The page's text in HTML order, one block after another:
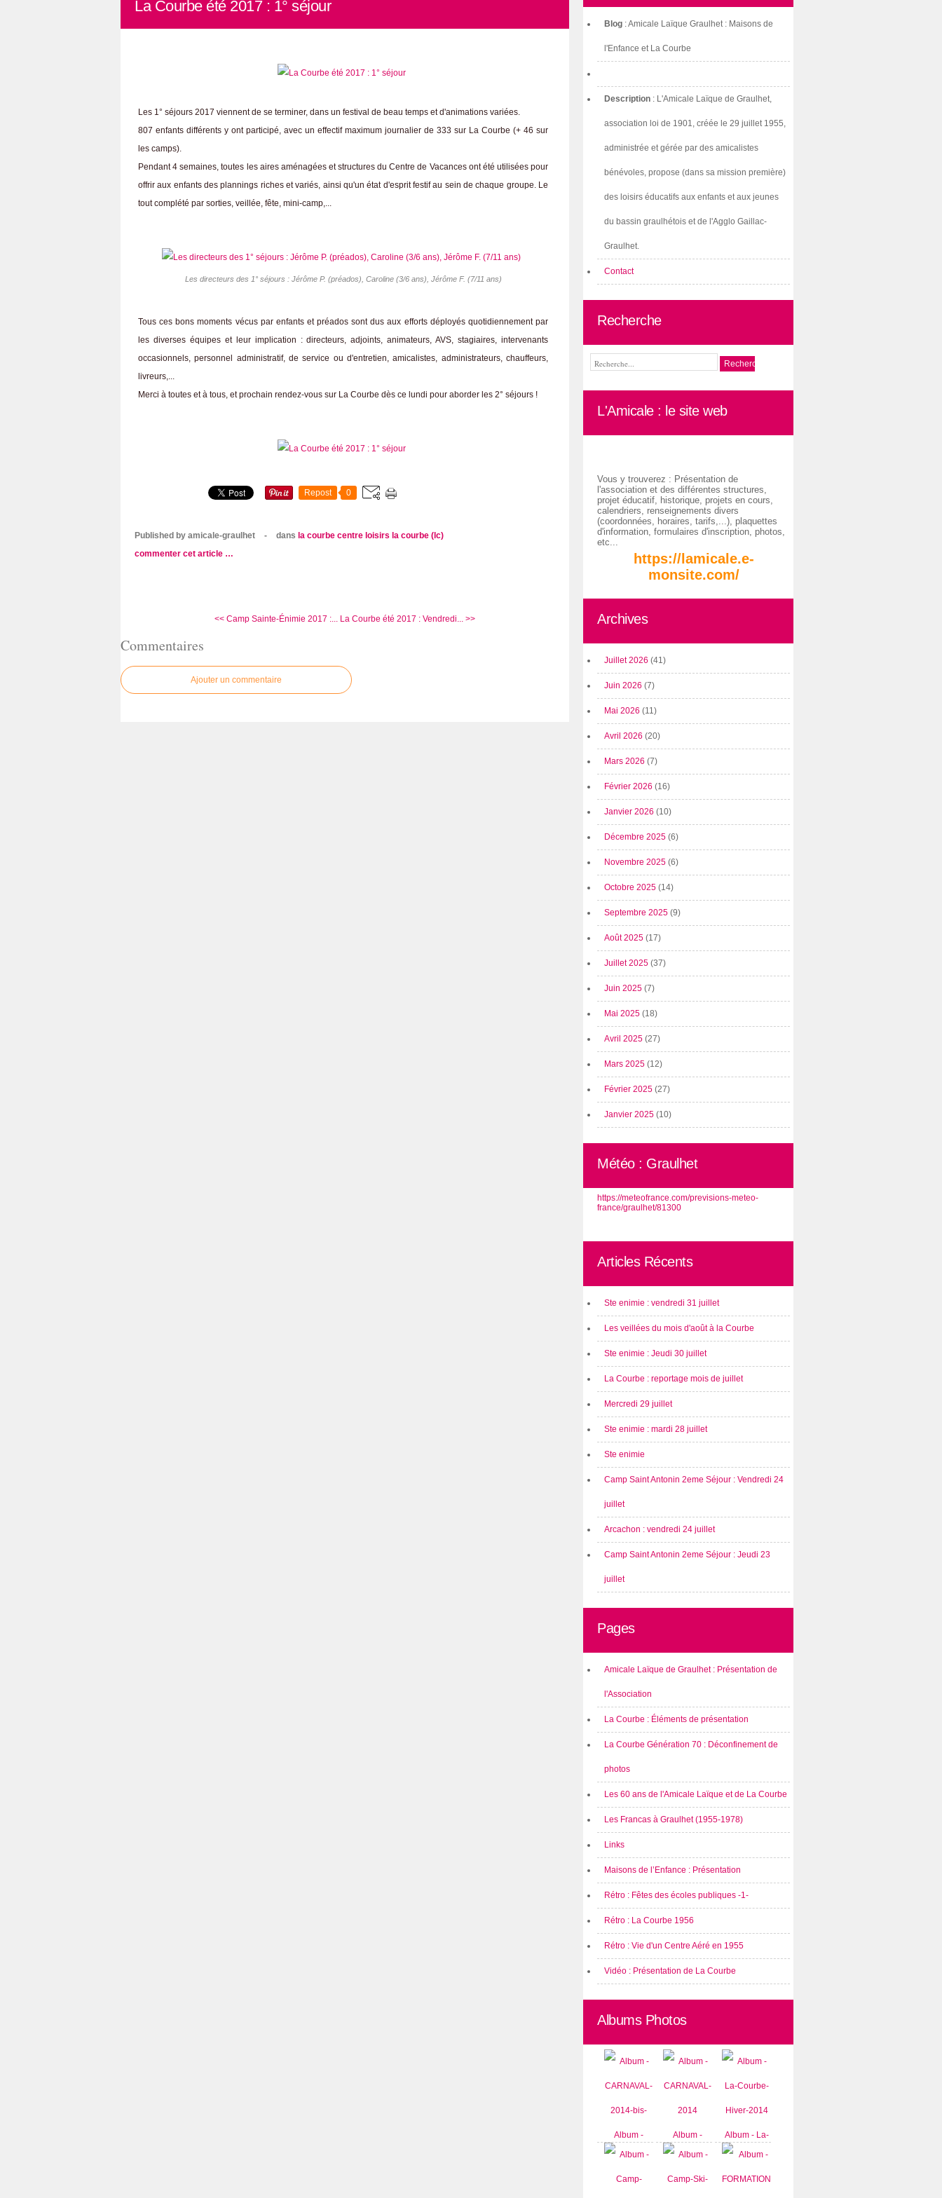
La Courbe été 2017 : 1° séjour
Les 1° séjours 2017 viennent de se terminer, dans un festival de beau temps et d'animations variées.
807 enfants différents y ont participé, avec un effectif maximum journalier de 333 sur La Courbe (+ 46 sur
les camps).
Pendant 4 semaines, toutes les aires aménagées et structures du Centre de Vacances ont été utilisées pour
offrir aux enfants des plannings riches et variés, ainsi qu'un état d'esprit festif au sein de chaque groupe. Le
tout complété par sorties, veillée, fête, mini-camp,...
Les directeurs des 1° séjours : Jérôme P. (préados), Caroline (3/6 ans), Jérôme F. (7/11 ans)
Tous ces bons moments vécus par enfants et préados sont dus aux efforts déployés quotidiennement par
les diverses équipes et leur implication : directeurs, adjoints, animateurs, AVS, stagiaires, intervenants
occasionnels, personnel administratif, de service ou d'entretien, amicalistes, administrateurs, chauffeurs,
livreurs,...
Merci à toutes et à tous, et prochain rendez-vous sur La Courbe dès ce lundi pour aborder les 2° séjours !
Repost 0
Published by amicale-graulhet - dans la courbe centre loisirs la courbe (lc)
commenter cet article …
<< Camp Sainte-Énimie 2017 :... La Courbe été 2017 : Vendredi... >>
Commentaires
Ajouter un commentaire
Blog : Amicale Laïque Graulhet : Maisons de
l'Enfance et La Courbe
Description : L'Amicale Laïque de Graulhet,
association loi de 1901, créée le 29 juillet 1955,
administrée et gérée par des amicalistes
bénévoles, propose (dans sa mission première)
des loisirs éducatifs aux enfants et aux jeunes
du bassin graulhétois et de l'Agglo Gaillac-
Graulhet.
Contact
Recherche
L'Amicale : le site web
Vous y trouverez : Présentation de
l'association et des différentes structures,
projet éducatif, historique, projets en cours,
calendriers, renseignements divers
(coordonnées, horaires, tarifs,...), plaquettes
d'information, formulaires d'inscription, photos,
etc...
https://lamicale.e-
monsite.com/
Archives
Juillet 2026 (41)
Juin 2026 (7)
Mai 2026 (11)
Avril 2026 (20)
Mars 2026 (7)
Février 2026 (16)
Janvier 2026 (10)
Décembre 2025 (6)
Novembre 2025 (6)
Octobre 2025 (14)
Septembre 2025 (9)
Août 2025 (17)
Juillet 2025 (37)
Juin 2025 (7)
Mai 2025 (18)
Avril 2025 (27)
Mars 2025 (12)
Février 2025 (27)
Janvier 2025 (10)
Météo : Graulhet
https://meteofrance.com/previsions-meteo-
france/graulhet/81300
Articles Récents
Ste enimie : vendredi 31 juillet
Les veillées du mois d'août à la Courbe
Ste enimie : Jeudi 30 juillet
La Courbe : reportage mois de juillet
Mercredi 29 juillet
Ste enimie : mardi 28 juillet
Ste enimie
Camp Saint Antonin 2eme Séjour : Vendredi 24
juillet
Arcachon : vendredi 24 juillet
Camp Saint Antonin 2eme Séjour : Jeudi 23
juillet
Pages
Amicale Laïque de Graulhet : Présentation de
l'Association
La Courbe : Éléments de présentation
La Courbe Génération 70 : Déconfinement de
photos
Les 60 ans de l'Amicale Laïque et de La Courbe
Les Francas à Graulhet (1955-1978)
Links
Maisons de l’Enfance : Présentation
Rétro : Fêtes des écoles publiques -1-
Rétro : La Courbe 1956
Rétro : Vie d'un Centre Aéré en 1955
Vidéo : Présentation de La Courbe
Albums Photos
Album -
CARNAVAL-
2014-bis-
Album -
CARNAVAL-
2014
Album - La-
Courbe-
Hiver-2014